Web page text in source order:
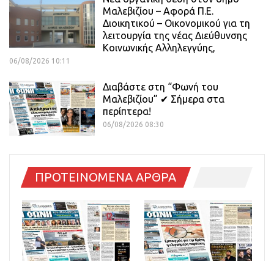
Μαλεβιζίου – Αφορά Π.Ε.
Διοικητικού – Οικονομικού για τη
λειτουργία της νέας Διεύθυνσης
Κοινωνικής Αλληλεγγύης,
06/08/2026 10:11
Διαβάστε στη “Φωνή του
Μαλεβιζίου” ✔ Σήμερα στα
περίπτερα!
06/08/2026 08:30
ΠΡΟΤΕΙΝΟΜΕΝΑ ΑΡΘΡΑ